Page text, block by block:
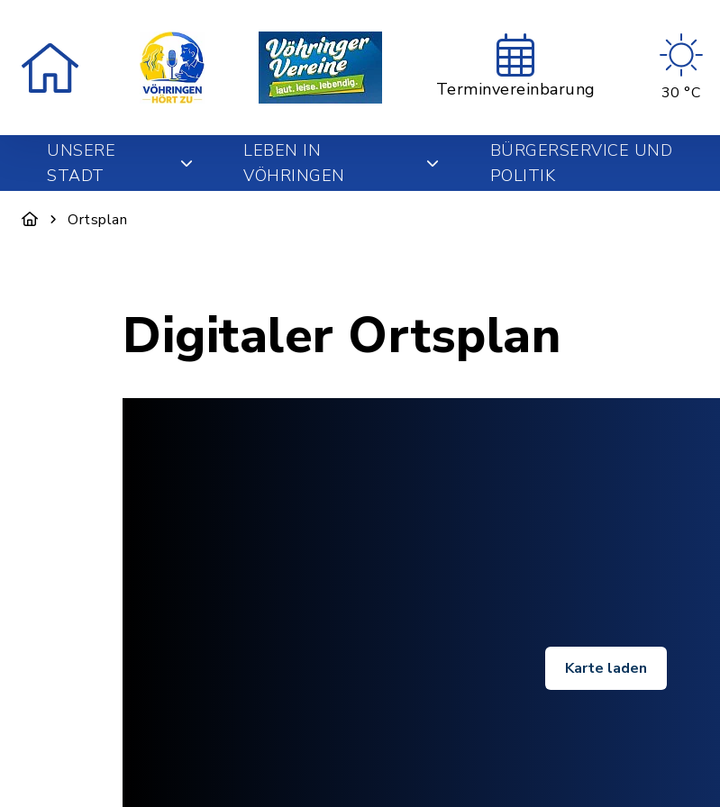
Terminvereinbarung 30 °C
UNSERE
STADT
LEBEN IN
VÖHRINGEN
BÜRGERSERVICE UND
POLITIK
Ortsplan
Digitaler Ortsplan
Karte laden